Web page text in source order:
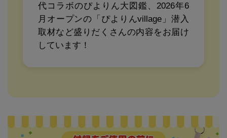
代コラボのぴよりん大図鑑、2026年6
月オープンの「ぴよりんvillage」潜入
取材など盛りだくさんの内容をお届け
しています！